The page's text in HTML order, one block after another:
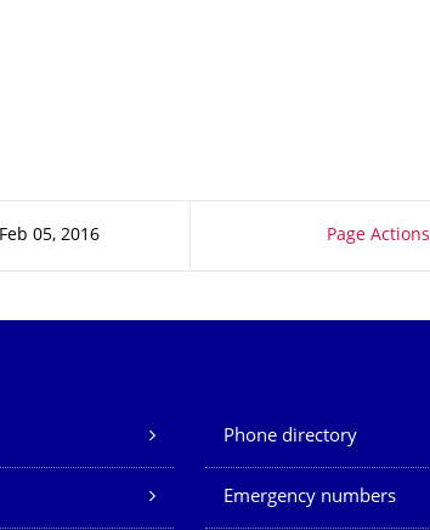
05, 2016 Page Actions
Phone directory
Emergency numbers